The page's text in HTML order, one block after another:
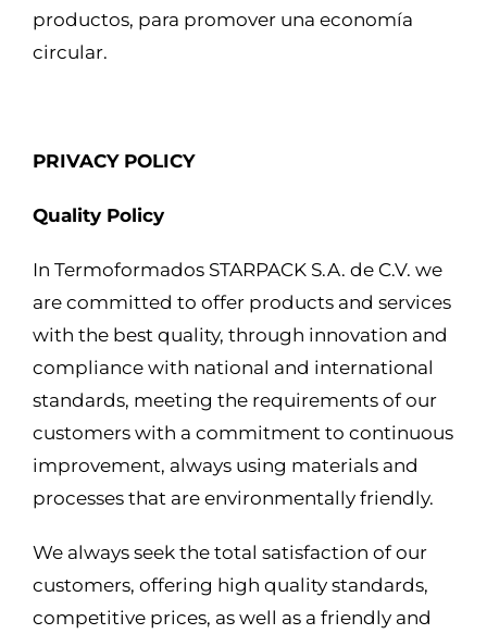
productos, para promover una economía
circular.
PRIVACY POLICY
Quality Policy
In Termoformados STARPACK S.A. de C.V. we
are committed to offer products and services
with the best quality, through innovation and
compliance with national and international
standards, meeting the requirements of our
customers with a commitment to continuous
improvement, always using materials and
processes that are environmentally friendly.
We always seek the total satisfaction of our
customers, offering high quality standards,
competitive prices, as well as a friendly and